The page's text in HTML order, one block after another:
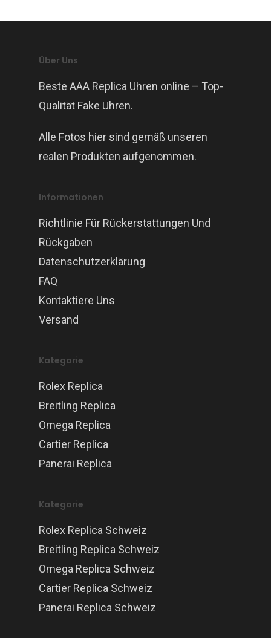
Über Uns
Beste AAA Replica Uhren online – Top-
Qualität Fake Uhren.
Alle Fotos hier sind gemäß unseren
realen Produkten aufgenommen.
Informationen
Richtlinie Für Rückerstattungen Und
Rückgaben
Datenschutzerklärung
FAQ
Kontaktiere Uns
Versand
Kategorie
Rolex Replica
Breitling Replica
Omega Replica
Cartier Replica
Panerai Replica
Kategorie
Rolex Replica Schweiz
Breitling Replica Schweiz
Omega Replica Schweiz
Cartier Replica Schweiz
Panerai Replica Schweiz